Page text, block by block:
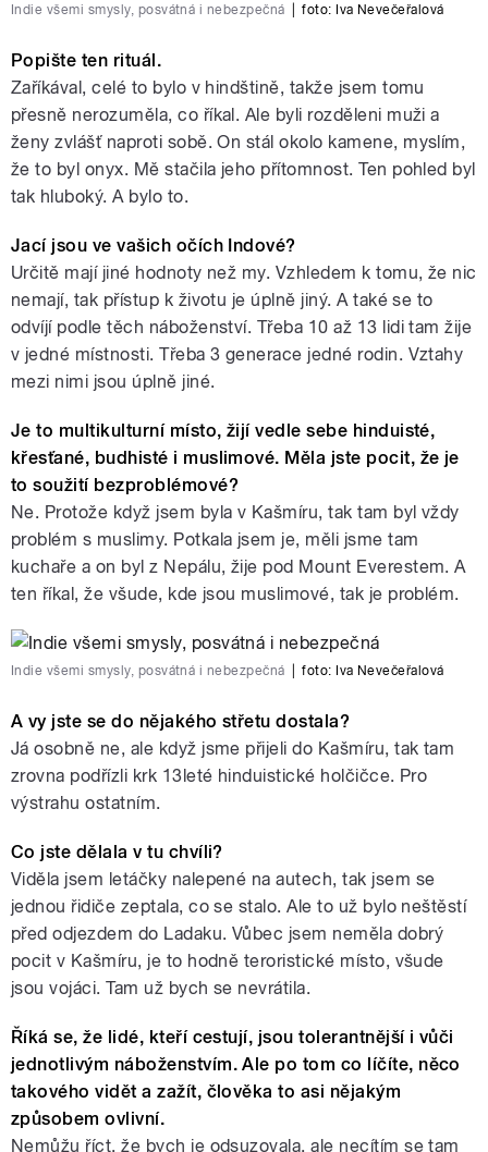
Indie všemi smysly, posvátná i nebezpečná foto:Iva Nevečeřalová
Popište ten rituál.
Zaříkával, celé to bylo v hindštině, takže jsem tomu
přesně nerozuměla, co říkal. Ale byli rozděleni muži a
ženy zvlášť naproti sobě. On stál okolo kamene, myslím,
že to byl onyx. Mě stačila jeho přítomnost. Ten pohled byl
tak hluboký. A bylo to.
Jací jsou ve vašich očích Indové?
Určitě mají jiné hodnoty než my. Vzhledem k tomu, že nic
nemají, tak přístup k životu je úplně jiný. A také se to
odvíjí podle těch náboženství. Třeba 10 až 13 lidi tam žije
v jedné místnosti. Třeba 3 generace jedné rodin. Vztahy
mezi nimi jsou úplně jiné.
Je to multikulturní místo, žijí vedle sebe hinduisté,
křesťané, budhisté i muslimové. Měla jste pocit, že je
to soužití bezproblémové?
Ne. Protože když jsem byla v Kašmíru, tak tam byl vždy
problém s muslimy. Potkala jsem je, měli jsme tam
kuchaře a on byl z Nepálu, žije pod Mount Everestem. A
ten říkal, že všude, kde jsou muslimové, tak je problém.
Indie všemi smysly, posvátná i nebezpečná foto:Iva Nevečeřalová
A vy jste se do nějakého střetu dostala?
Já osobně ne, ale když jsme přijeli do Kašmíru, tak tam
zrovna podřízli krk 13leté hinduistické holčičce. Pro
výstrahu ostatním.
Co jste dělala v tu chvíli?
Viděla jsem letáčky nalepené na autech, tak jsem se
jednou řidiče zeptala, co se stalo. Ale to už bylo neštěstí
před odjezdem do Ladaku. Vůbec jsem neměla dobrý
pocit v Kašmíru, je to hodně teroristické místo, všude
jsou vojáci. Tam už bych se nevrátila.
Říká se, že lidé, kteří cestují, jsou tolerantnější i vůči
jednotlivým náboženstvím. Ale po tom co líčíte, něco
takového vidět a zažít, člověka to asi nějakým
způsobem ovlivní.
Nemůžu říct, že bych je odsuzovala, ale necítím se tam